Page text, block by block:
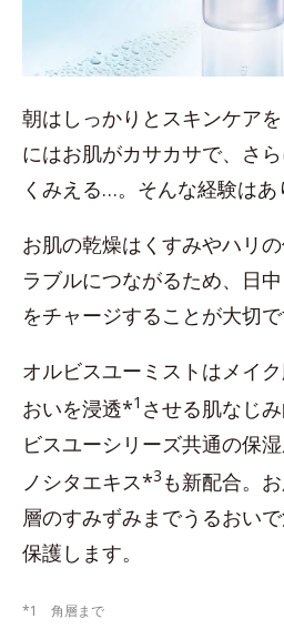
朝はしっかりとスキンケア
にはお肌がカサカサで、さ
くみえる…。そんな経験はあ
お肌の乾燥はくすみやハリ
ラブルにつながるため、日
をチャージすることが大切で
オルビスユーミストはメイ
おいを浸透*1 させる肌なじ
ビスユーシリーズ共通の保
ノシタエキス*3 も新配合。
層のすみずみまでうるおい
保護します。
*1 角層まで